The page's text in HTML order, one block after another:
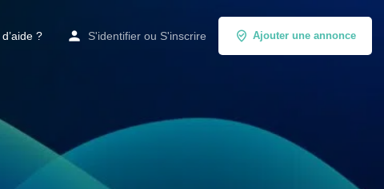
? S'identifier ou S'inscrire Ajouter une annonce